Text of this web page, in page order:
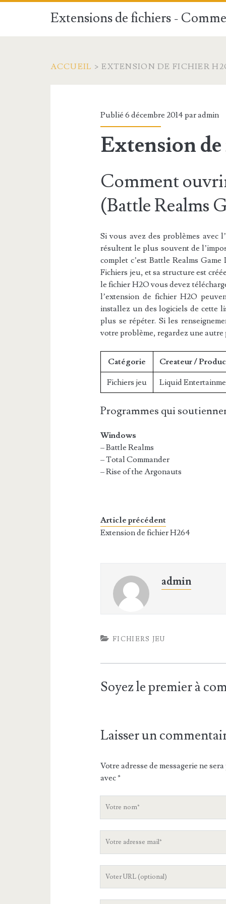
Extensions de fichiers -
ACCUEIL > EXTENSION DE FICHIER
Publié 6 décembre 2014 paradmin
Extension
Comment
(Battle Realms
Si vous avez des problèmes avec
résultent le plus souvent de
complet c’est Battle Realms
Fichiers jeu, et sa structure est
le fichier H2O vous devez
l’extension de fichier H2O
installez un des logiciels de cette
plus se répéter. Si les
votre problème, regardez une autre
Catégorie Createur /
Fichiers jeu Liquid
Programmes qui
Windows
– Battle Realms
– Total Commander
– Rise of the Argonauts
Article précédent
Extension de fichier H264
admin
FICHIERS JEU
Soyez le premier à
Laisser un
Votre adresse de messagerie ne
avec*
V
n
m
V
a
L